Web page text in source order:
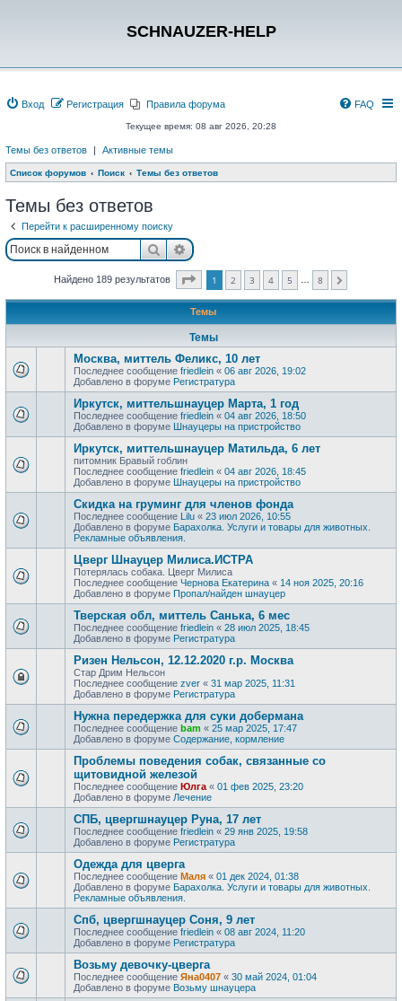
SCHNAUZER-HELP
Вход Регистрация Правила форума FAQ
Текущее время: 08 авг 2026, 20:28
Темы без ответов | Активные темы
Список форумов Поиск Темы без ответов
Темы без ответов
Перейти к расширенному поиску
ПоискРасширенный поиск
Найдено 189 результатов Страница из
1 2 3 4 5 8
Темы
Темы
Москва, миттель Феликс, 10 лет
Последнее сообщение friedlein « 06 авг 2026, 19:02
Добавлено в форуме Регистратура
Иркутск, миттельшнауцер Марта, 1 год
Последнее сообщение friedlein « 04 авг 2026, 18:50
Добавлено в форуме Шнауцеры на пристройство
Иркутск, миттельшнауцер Матильда, 6 лет
питомник Бравый гоблин
Последнее сообщение friedlein « 04 авг 2026, 18:45
Добавлено в форуме Шнауцеры на пристройство
Скидка на груминг для членов фонда
Последнее сообщение Lilu « 23 июл 2026, 10:55
Добавлено в форуме Барахолка. Услуги и товары для животных.
Рекламные объявления.
Цверг Шнауцер Милиса.ИСТРА
Потерялась собака. Цверг Милиса
Последнее сообщение Чернова Екатерина « 14 ноя 2025, 20:16
Добавлено в форуме Пропал/найден шнауцер
Тверская обл, миттель Санька, 6 мес
Последнее сообщение friedlein « 28 июл 2025, 18:45
Добавлено в форуме Регистратура
Ризен Нельсон, 12.12.2020 г.р. Москва
Стар Дрим Нельсон
Последнее сообщение zver « 31 мар 2025, 11:31
Добавлено в форуме Регистратура
Нужна передержка для суки добермана
Последнее сообщение bam « 25 мар 2025, 17:47
Добавлено в форуме Содержание, кормление
Проблемы поведения собак, связанные со
щитовидной железой
Последнее сообщение Юлга « 01 фев 2025, 23:20
Добавлено в форуме Лечение
СПБ, цвергшнауцер Руна, 17 лет
Последнее сообщение friedlein « 29 янв 2025, 19:58
Добавлено в форуме Регистратура
Одежда для цверга
Последнее сообщение Маля « 01 дек 2024, 01:38
Добавлено в форуме Барахолка. Услуги и товары для животных.
Рекламные объявления.
Спб, цвергшнауцер Соня, 9 лет
Последнее сообщение friedlein « 08 авг 2024, 11:20
Добавлено в форуме Регистратура
Возьму девочку-цверга
Последнее сообщение Яна0407 « 30 май 2024, 01:04
Добавлено в форуме Возьму шнауцера